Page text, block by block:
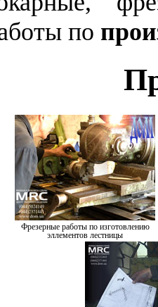
по
Фрезерные работы по изготовлению
эллементов лестницы